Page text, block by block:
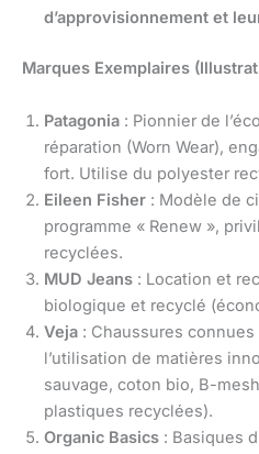
d’approvisionnement et
Marques Exemplaires
Patagonia : Pionnier de
réparation (Worn Wear),
fort. Utilise du polyester
Eileen Fisher : Modèle de
programme « Renew »,
recyclées.
MUD Jeans : Location et
biologique et recyclé
Veja : Chaussures
l’utilisation de matières
sauvage, coton bio, B-
plastiques recyclées).
Organic Basics : Basiques